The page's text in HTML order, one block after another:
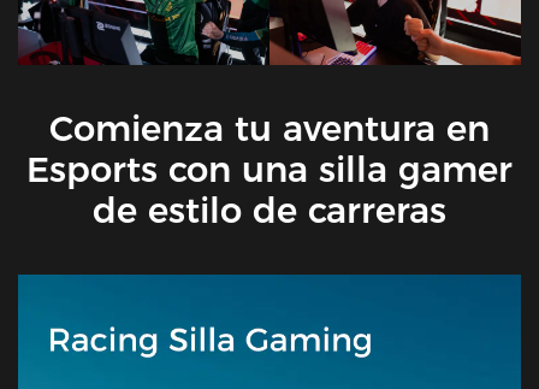
Comienza tu aventura en
Esports con una silla gamer
de estilo de carreras